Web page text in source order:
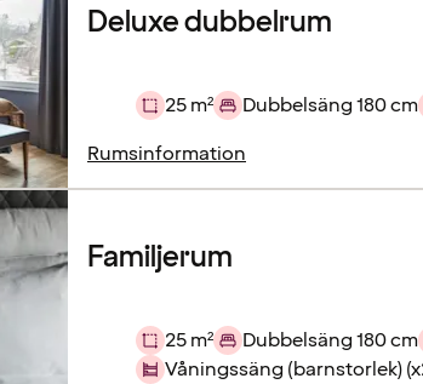
Deluxe dubbelrum
25 m² Dubbelsäng 180 cm
Rumsinformation
Familjerum
25 m² Dubbelsäng 180 cm
Våningssäng (barnstorlek)